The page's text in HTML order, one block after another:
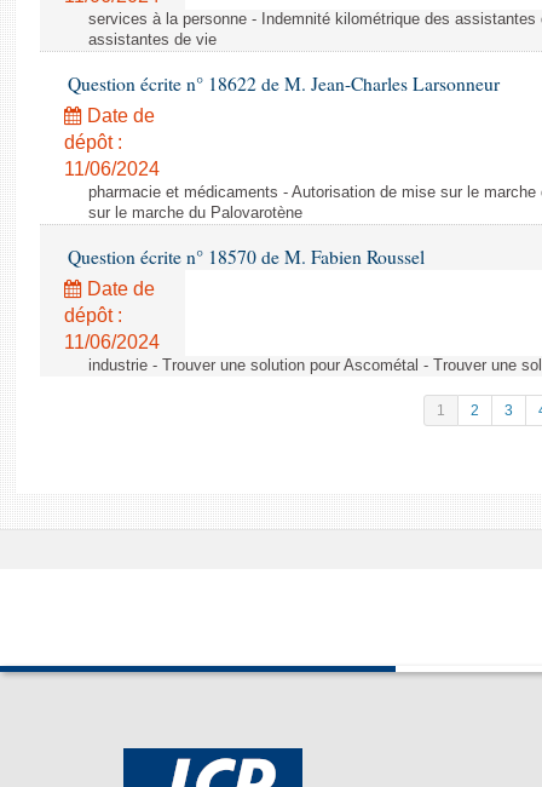
services à la personne - Indemnité kilométrique des
assistantes de vie
Question écrite n° 18622 de M. Jean-Charles Larsonneur
Date de
dépôt :
11/06/2024
pharmacie et médicaments - Autorisation de mise sur le
sur le marche du Palovarotène
Question écrite n° 18570 de M. Fabien Roussel
Date de
dépôt :
11/06/2024
industrie - Trouver une solution pour Ascométal - Trouver une
1 2 3